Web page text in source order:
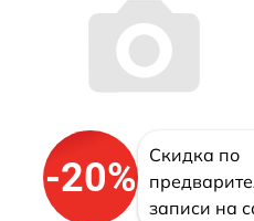
-20%
Скидка по
записи на